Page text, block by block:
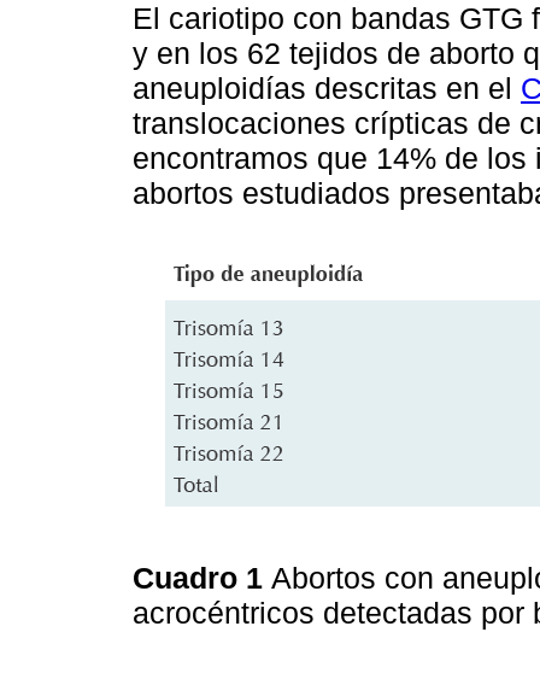
El cariotipo con bandas
y en los 62 tejidos de aborto
aneuploidías descritas en el
translocaciones crípticas de
encontramos que 14% de
abortos estudiados
Cuadro 1 Abortos con
acrocéntricos detectadas por